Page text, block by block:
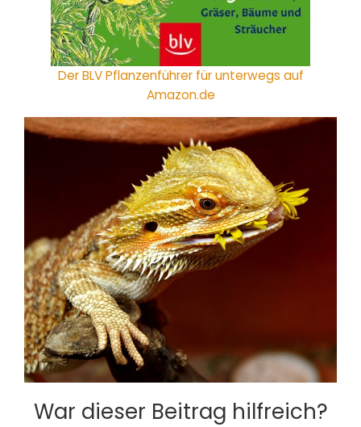
Der BLV Pflanzenführer für unterwegs auf
Amazon.de
War dieser Beitrag hilfreich?